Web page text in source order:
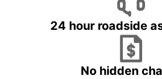
24 hour roadside
No hidden